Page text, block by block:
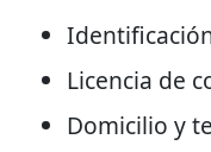
Licencia de
Domicilio y